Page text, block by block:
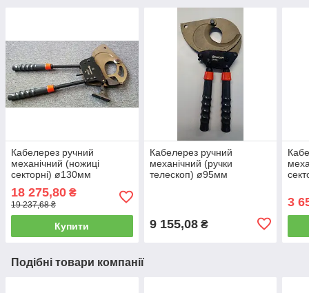
Кабелерез ручний
механічний (ножиці
секторні) ø130мм
18 275,80 ₴
19 237,68 ₴
Купити
Кабелерез ручний
механічний (ручки
телескоп) ø95мм
9 155,08₴
3
Подібні товари компанії